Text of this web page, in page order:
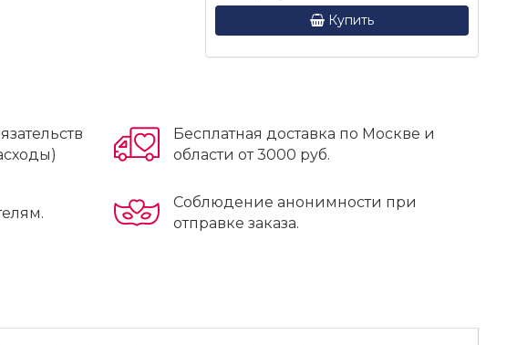
Купить
Бесплатная доставка по Москве и
области от 3000 руб.
Соблюдение анонимности при
отправке заказа.